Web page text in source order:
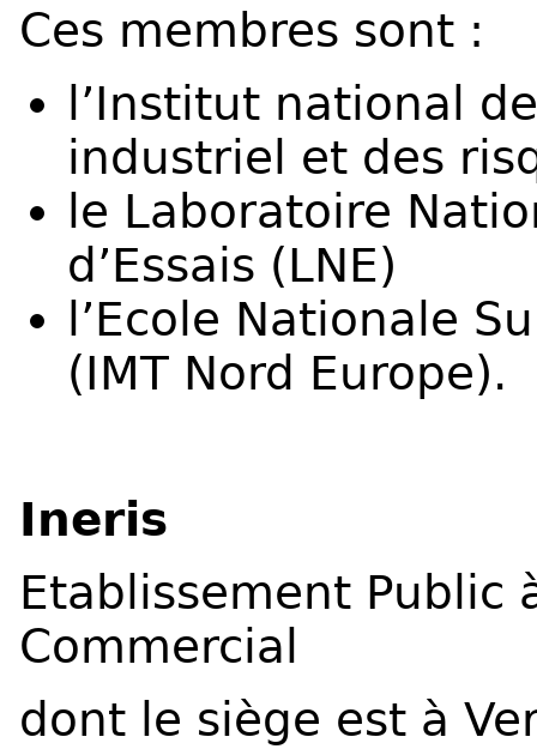
Ces membres sont :
l’Institut national
industriel et des
le Laboratoire
d’Essais (LNE)
l’Ecole Nationale
(IMT Nord Europe).
Ineris
Etablissement Public
Commercial
dont le siège est à